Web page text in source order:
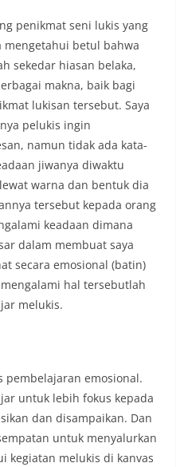
penikmat seni lukis yang
mengetahui betul bahwa
sekedar hiasan belaka,
makna, baik bagi
lukisan tersebut. Saya
pelukis ingin
namun tidak ada kata-
jiwanya diwaktu
warna dan bentuk dia
tersebut kepada orang
keadaan dimana
dalam membuat saya
secara emosional (batin)
hal tersebutlah
melukis.
pembelajaran emosional.
untuk lebih fokus kepada
dan disampaikan. Dan
untuk menyalurkan
kegiatan melukis di kanvas